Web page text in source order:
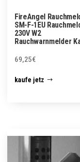
FireAngel
SM-F-1EU
230V W2
Rauchwarnmelder
69,25€
kaufe jetz